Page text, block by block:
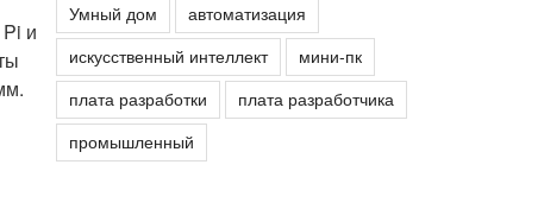
и
Умный дом
автоматизация
искусственный интеллект
мини-пк
плата разработки
плата разработчика
промышленный